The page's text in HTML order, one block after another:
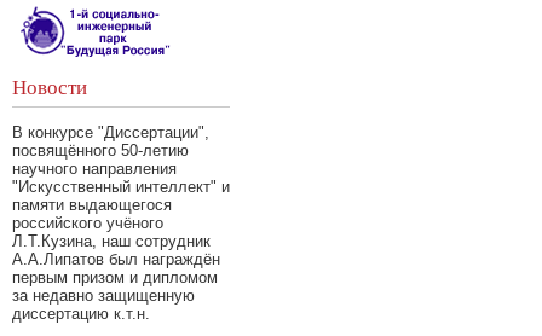
Новости
В конкурсе "Диссертации",
посвящённого 50-летию
научного направления
"Искусственный интеллект" и
памяти выдающегося
российского учёного
Л.Т.Кузина, наш сотрудник
А.А.Липатов был награждён
первым призом и дипломом
за недавно защищенную
диссертацию к.т.н.